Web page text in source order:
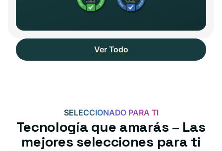
Ver Todo
SELECCIONADO PARA TI
Tecnología que amarás – Las
mejores selecciones para ti